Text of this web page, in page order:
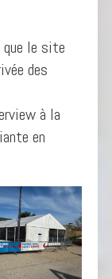
que le site
des
à la
en